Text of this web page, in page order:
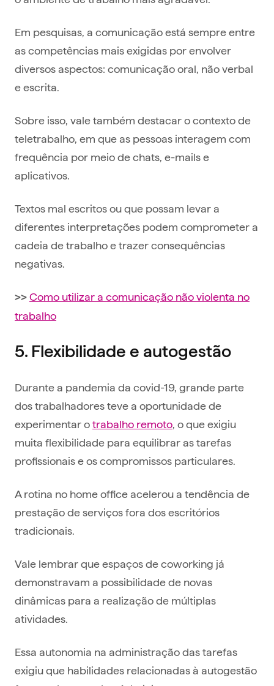
Em pesquisas, a comunicação está sempre entre
as competências mais exigidas por envolver
diversos aspectos: comunicação oral, não verbal
e escrita.
Sobre isso, vale também destacar o contexto de
teletrabalho, em que as pessoas interagem com
frequência por meio de chats, e-mails e
aplicativos.
Textos mal escritos ou que possam levar a
diferentes interpretações podem comprometer a
cadeia de trabalho e trazer consequências
negativas.
>> Como utilizar a comunicação não violenta no
trabalho
5. Flexibilidade e autogestão
Durante a pandemia da covid-19, grande parte
dos trabalhadores teve a oportunidade de
experimentar otrabalho remoto, o que exigiu
muita flexibilidade para equilibrar as tarefas
profissionais e os compromissos particulares.
A rotina no home office acelerou a tendência de
prestação de serviços fora dos escritórios
tradicionais.
Vale lembrar que espaços de coworking já
demonstravam a possibilidade de novas
dinâmicas para a realização de múltiplas
atividades.
Essa autonomia na administração das tarefas
exigiu que habilidades relacionadas à autogestão